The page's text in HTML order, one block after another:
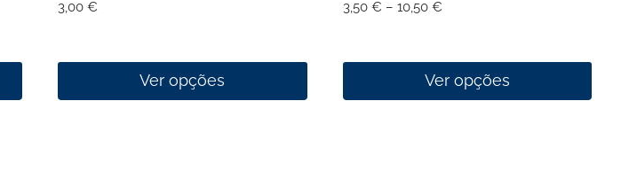
3,00 €
Ver opções
3,50 € – 10,50 €Price
through
10,50 €
Ver opções